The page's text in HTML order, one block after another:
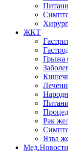
ЖКТ
Грыжа
Рак
Язва
Мед.Новости